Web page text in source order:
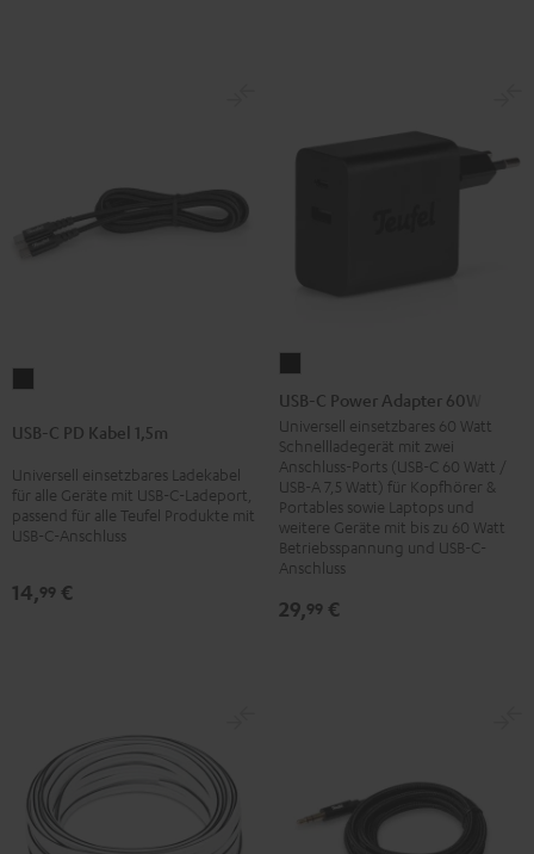
PD
Kabel
1,5m
Schwarz
USB-C PD Kabel 1,5m
Universell einsetzbares Ladekabel
für alle Geräte mit USB-C-Ladeport,
passend für alle Teufel Produkte mit
USB-C-Anschluss
14,99 €
C
Power
Adapter
60W
Schwarz
USB-C Power Adapter 60W
Universell einsetzbares 60 Watt
Schnellladegerät mit zwei
Anschluss-Ports (USB-C 60 Watt /
USB-A 7,5 Watt) für Kopfhörer &
Portables sowie Laptops und
weitere Geräte mit bis zu 60 Watt
Betriebsspannung und USB-C-
Anschluss
29,99 €